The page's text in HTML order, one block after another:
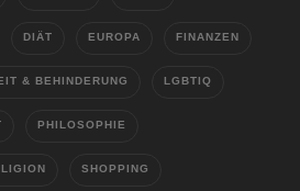
DIÄT EUROPA FINANZEN
& BEHINDERUNG LGBTIQ
PHILOSOPHIE
SHOPPING